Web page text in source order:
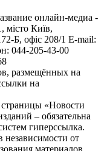
онлайн-медиа -
місто Київ,
Б, офіс 208/1 E-mail:
044-205-43-00
размещённых на
на
«Новости
– обязательна
гиперссылка.
от
материалов.